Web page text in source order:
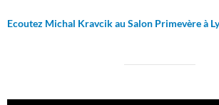
Ecoutez Michal Kravcik au Salon Primevère à